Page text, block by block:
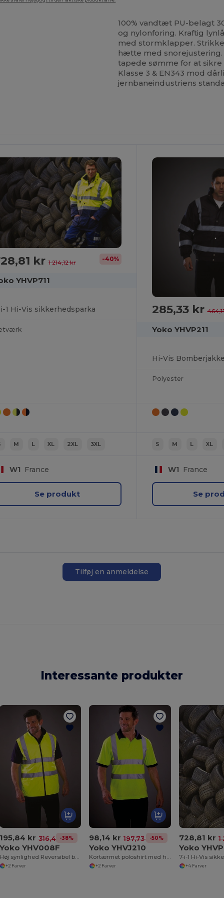
100% vandtæt PU-belagt
og nylonforing. Kraftig
med stormklapper.
hætte med
tapede sømme for at
Klasse 3 & EN343 mod
jernbaneindustriens
kr 1 214,12 kr -40%
YHVP711
1 Hi-Vis sikkerhedsparka
M L XL 2XL 3XL
W1 France
Se produkt
285,33 kr
Yoko YHVP211
Hi-Vis
Polyester
S M L XL
W1 France
Se
Tilføj en anmeldelse
Interessante produkter
kr 316,46 kr
-38%
YHV008F
Høj synlighed Reversibel bodywarmer
+2 Farver
98,14 kr 197,73 kr-50%
Yoko YHVJ210
Kortærmet poloshirt med høj synlighed
+2 Farver
728,81 kr 1
Yoko
7-i-1 Hi-Vis
+4 Farver